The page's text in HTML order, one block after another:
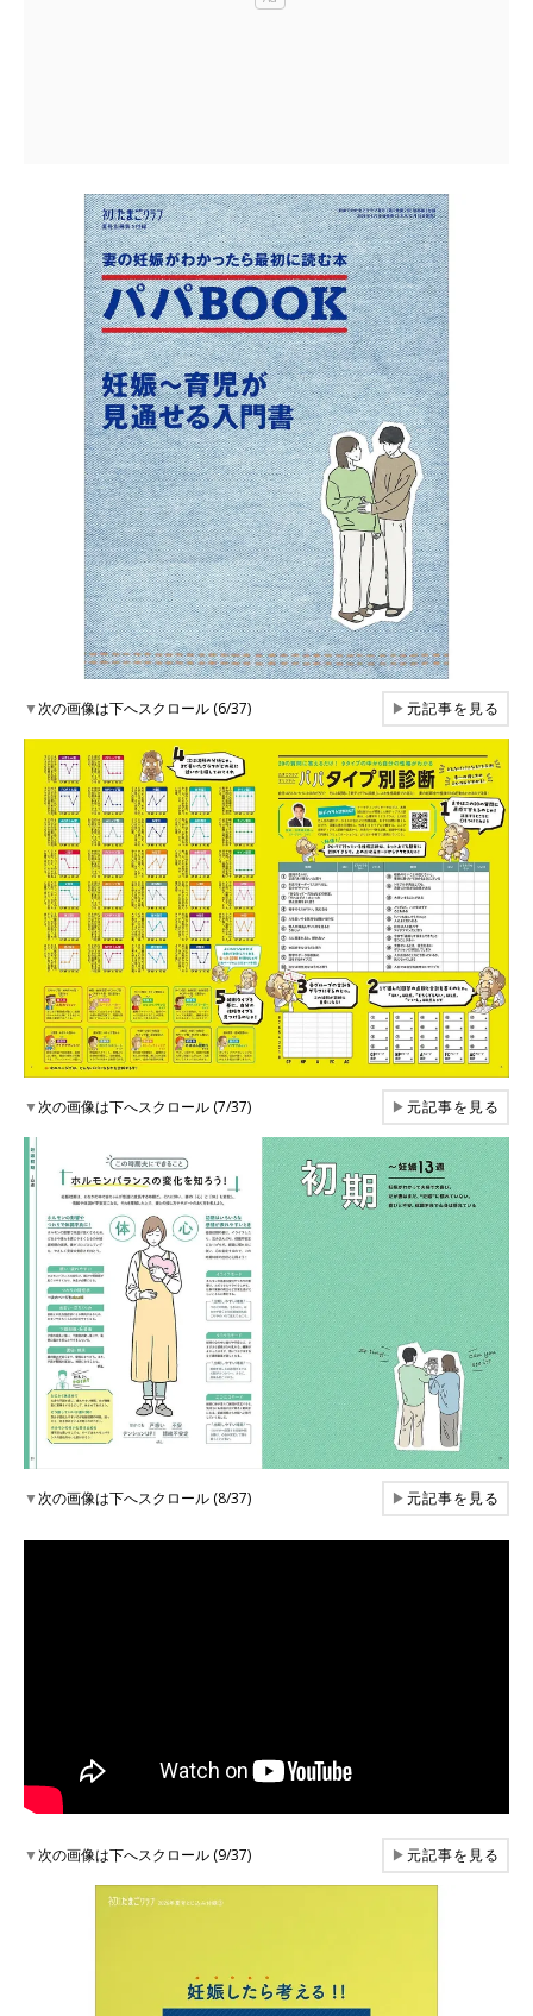
▼次の画像は下へスクロール (6/37) ▶元記事を見る
▼次の画像は下へスクロール (7/37) ▶元記事を見る
▼次の画像は下へスクロール (8/37) ▶元記事を見る
▼次の画像は下へスクロール (9/37) ▶元記事を見る